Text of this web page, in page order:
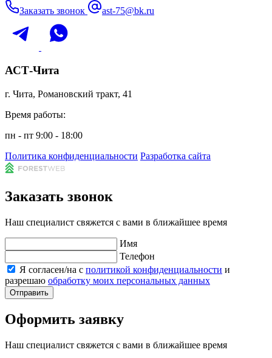
Заказать звонок
ast-75@bk.ru
АСТ-Чита
г. Чита, Романовский тракт, 41
Время работы:
пн - пт 9:00 - 18:00
Политика конфиденциальности Разработка сайта
Заказать звонок
Наш специалист свяжется с вами в ближайшее время
Имя
Телефон
Я согласен/на с политикой конфиденциальности и
разрешаю обработку моих персональных данных
Отправить
Оформить заявку
Наш специалист свяжется с вами в ближайшее время